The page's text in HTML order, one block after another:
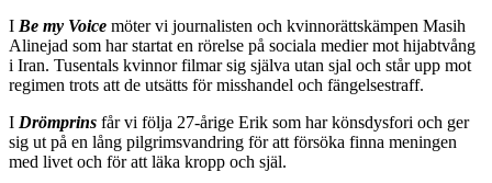
I Be my Voice möter vi journalisten och kvinnorättskämpen Masih
Alinejad som har startat en rörelse på sociala medier mot hijabtvång
i Iran. Tusentals kvinnor filmar sig själva utan sjal och står upp mot
regimen trots att de utsätts för misshandel och fängelsestraff.
I Drömprins får vi följa 27-årige Erik som har könsdysfori och ger
sig ut på en lång pilgrimsvandring för att försöka finna meningen
med livet och för att läka kropp och själ.